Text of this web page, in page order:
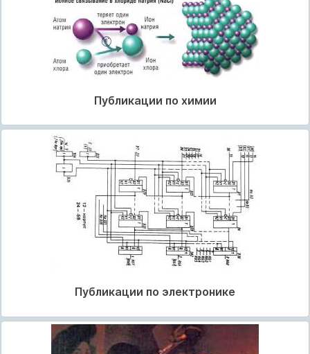
Публикации по химии
Публикации по электронике